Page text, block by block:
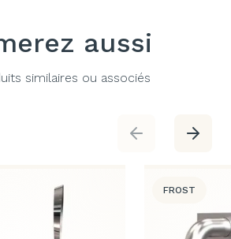
aussi
similaires ou associés
FROST